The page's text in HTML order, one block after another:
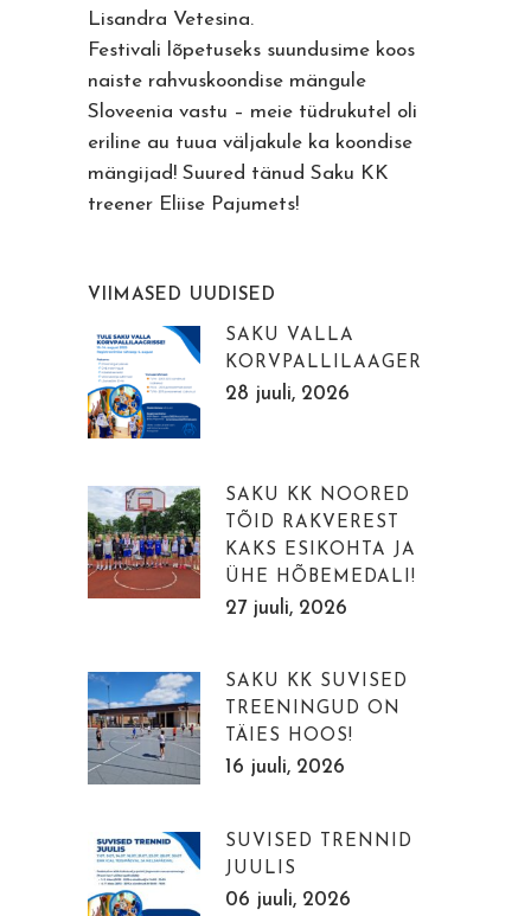
Lisandra Vetesina.
Festivali lõpetuseks suundusime koos
naiste rahvuskoondise mängule
Sloveenia vastu – meie tüdrukutel oli
eriline au tuua väljakule ka koondise
mängijad! Suured tänud Saku KK
treener Eliise Pajumets!
VIIMASED UUDISED
SAKU VALLA
KORVPALLILAAGER
28 juuli, 2026
SAKU KK NOORED
TÕID RAKVEREST
KAKS ESIKOHTA JA
ÜHE HÕBEMEDALI!
27 juuli, 2026
SAKU KK SUVISED
TREENINGUD ON
TÄIES HOOS!
16 juuli, 2026
SUVISED TRENNID
JUULIS
06 juuli, 2026